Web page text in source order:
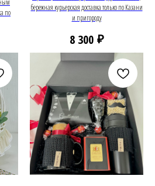
по
бережная курьерская доставка только по Казани
и пригороду
8 300 ₽